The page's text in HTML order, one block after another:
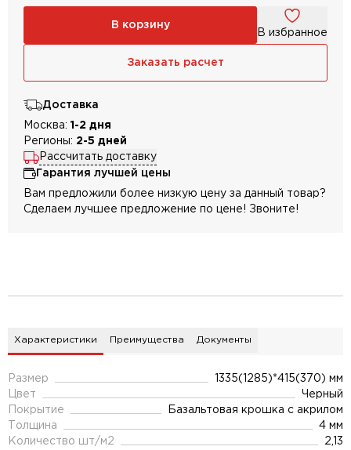
В корзину
В избранное
Заказать расчет
Доставка
Москва: 1-2 дня
Регионы: 2-5 дней
Рассчитать доставку
Гарантия лучшей цены
Вам предложили более низкую цену за данный товар?
Сделаем лучшее предложение по цене! Звоните!
Характеристики Преимущества Документы
Размер
1335(1285)*415(370) мм
Цвет
Черный
Покрытие
Базальтовая крошка с акрилом
Толщина
4 мм
Количество шт/м2
2,13